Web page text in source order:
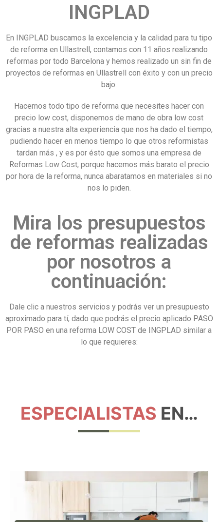
INGPLAD
En INGPLAD buscamos la excelencia y la calidad para tu tipo
de reforma en Ullastrell, contamos con 11 años realizando
reformas por todo Barcelona y hemos realizado un sin fin de
proyectos de reformas en Ullastrell con éxito y con un precio
bajo.
Hacemos todo tipo de reforma que necesites hacer con
precio low cost, disponemos de mano de obra low cost
gracias a nuestra alta experiencia que nos ha dado el tiempo,
pudiendo hacer en menos tiempo lo que otros reformistas
tardan más , y es por ésto que somos una empresa de
Reformas Low Cost, porque hacemos más barato el precio
por hora de la reforma, nunca abaratamos en materiales si no
nos lo piden.
Mira los presupuestos
de reformas realizadas
por nosotros a
continuación:
Dale clic a nuestros servicios y podrás ver un presupuesto
aproximado para tí, dado que podrás el precio aplicado PASO
POR PASO en una reforma LOW COST de INGPLAD similar a
lo que requieres:
ESPECIALISTAS EN…